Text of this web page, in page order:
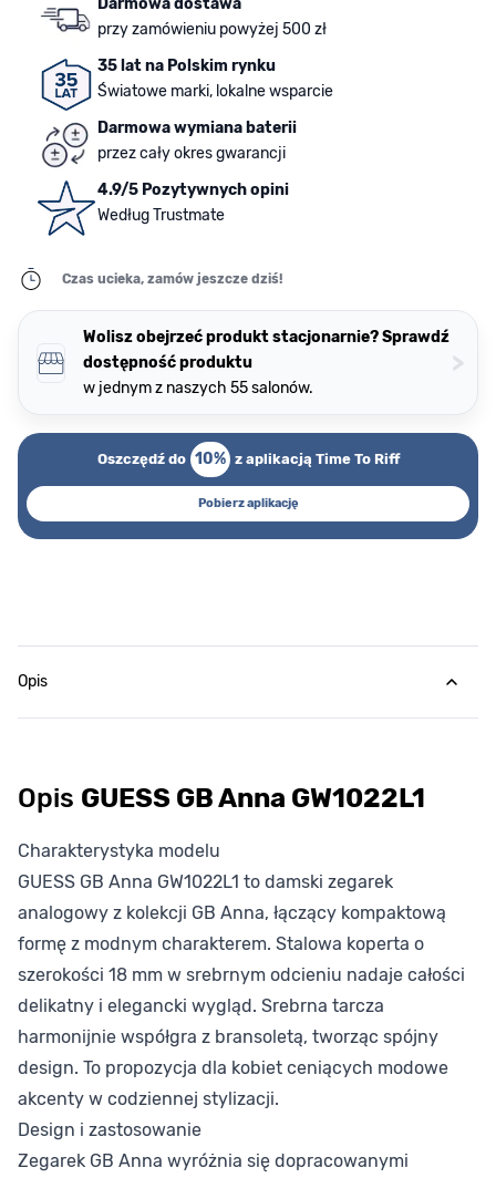
Darmowa dostawa
przy zamówieniu powyżej 500 zł
35 lat na Polskim rynku
Światowe marki, lokalne wsparcie
Darmowa wymiana baterii
przez cały okres gwarancji
4.9/5 Pozytywnych opini
Według Trustmate
Czas ucieka, zamów jeszcze dziś!
Wolisz obejrzeć produkt stacjonarnie? Sprawdź
dostępność produktu
w jednym z naszych 55 salonów.
>
Oszczędź do 10% z aplikacją Time To Riff
Pobierz aplikację
Opis
Opis GUESS GB Anna GW1022L1
Charakterystyka modelu
GUESS GB Anna GW1022L1 to damski zegarek
analogowy z kolekcji GB Anna, łączący kompaktową
formę z modnym charakterem. Stalowa koperta o
szerokości 18 mm w srebrnym odcieniu nadaje całości
delikatny i elegancki wygląd. Srebrna tarcza
harmonijnie współgra z bransoletą, tworząc spójny
design. To propozycja dla kobiet ceniących modowe
akcenty w codziennej stylizacji.
Design i zastosowanie
Zegarek GB Anna wyróżnia się dopracowanymi